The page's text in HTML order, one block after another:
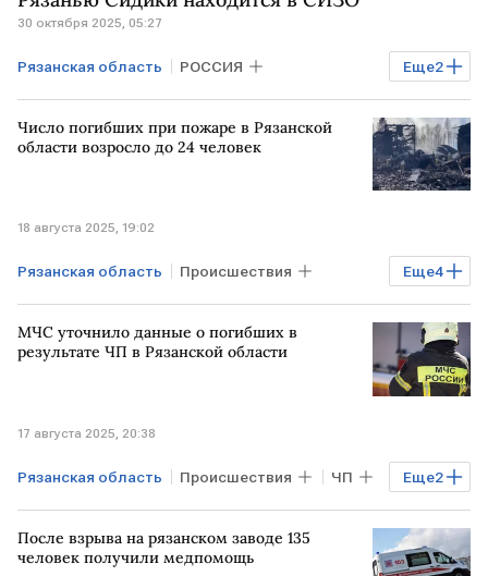
30 октября 2025, 05:27
Еще2
Рязанская область РОССИЯ
Общество ИТАЛИЯ Рязань
Число погибших при пожаре в Рязанской
области возросло до 24 человек
18 августа 2025, 19:02
Еще4
Рязанская область Происшествия
РОССИЯ Рязань МОСКВА МЧС
МЧС уточнило данные о погибших в
результате ЧП в Рязанской области
17 августа 2025, 20:38
Еще2
Рязанская область Происшествия ЧП
погибшие МЧС
После взрыва на рязанском заводе 135
человек получили медпомощь